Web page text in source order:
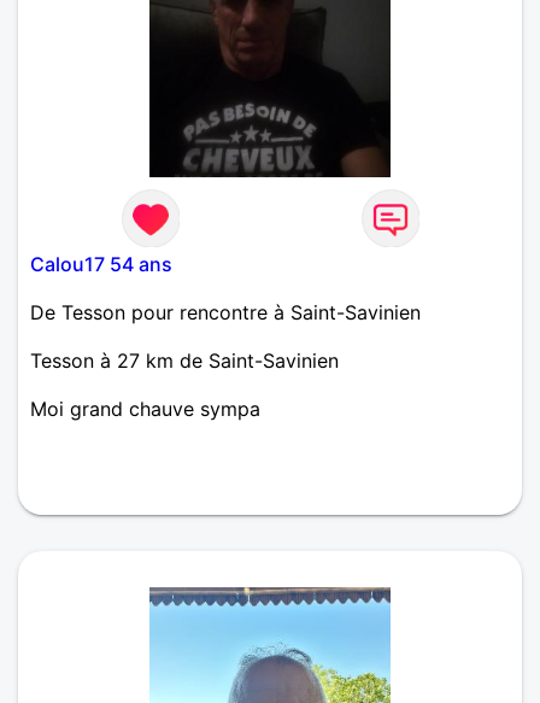
Calou17 54 ans
De Tesson pour rencontre à Saint-Savinien
Tesson à 27 km de Saint-Savinien
Moi grand chauve sympa